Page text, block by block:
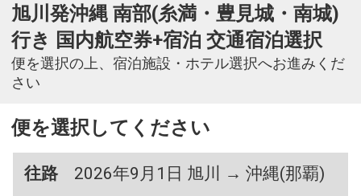
旭川発沖縄 南部(糸満・豊見城・南城)
行き 国内航空券+宿泊 交通宿泊選択
便を選択の上、宿泊施設・ホテル選択へお進みくだ
さい
便を選択してください
往路
2026年9月1日 旭川 → 沖縄(那覇)